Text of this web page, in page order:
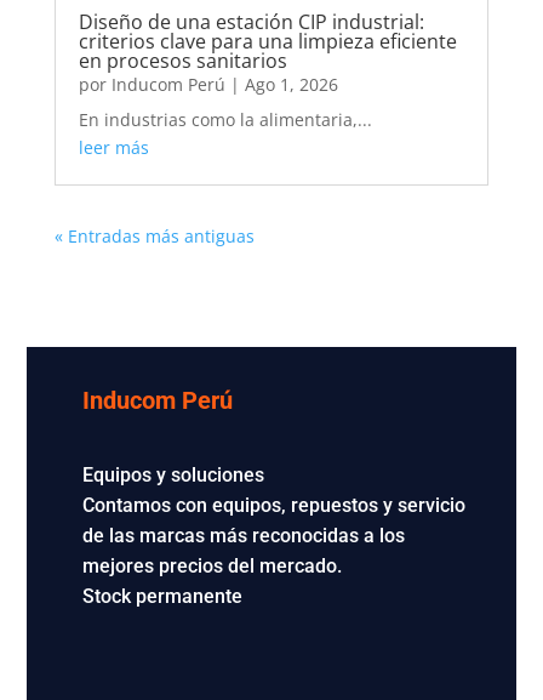
Diseño de una estación CIP industrial:
criterios clave para una limpieza eficiente
en procesos sanitarios
por Inducom Perú | Ago 1, 2026
En industrias como la alimentaria,...
leer más
« Entradas más antiguas
Inducom Perú
Equipos y soluciones
Contamos con equipos, repuestos y servicio
de las marcas más reconocidas a los
mejores precios del mercado.
Stock permanente